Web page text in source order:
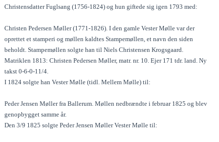
Christensdatter Fuglsang (1756-1824) og hun giftede sig igen 1793 med:
Christen Pedersen Møller (1771-1826). I den gamle Vester Mølle var der
oprettet et stamperi og møllen kaldtes Stampemøllen, et navn den siden
beholdt. Stampemøllen solgte han til Niels Christensen Krogsgaard.
Matriklen 1813: Christen Pedersen Møller, matr. nr. 10. Ejer 171 tdr. land. Ny
takst 0-6-0-11/4.
I 1824 solgte han Vester Mølle (tidl. Mellem Mølle) til:
Peder Jensen Møller fra Ballerum. Møllen nedbrændte i februar 1825 og blev
genopbygget samme år.
Den 3/9 1825 solgte Peder Jensen Møller Vester Mølle til: